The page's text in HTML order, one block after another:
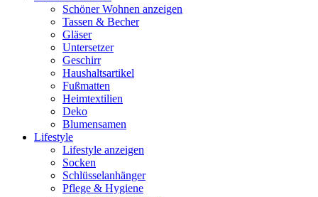
Schöner Wohnen anzeigen
Tassen & Becher
Gläser
Untersetzer
Geschirr
Haushaltsartikel
Fußmatten
Heimtextilien
Deko
Blumensamen
Lifestyle
Lifestyle anzeigen
Socken
Schlüsselanhänger
Pflege & Hygiene